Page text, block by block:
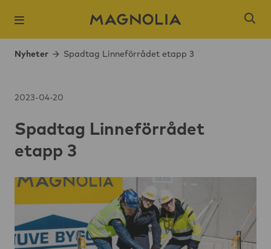
Populära
Kista Äng
Ångloket,
Nyheter Spadtag Linneförrådet etapp 3
2023-04-20
Spadtag Linneförrådet
etapp 3